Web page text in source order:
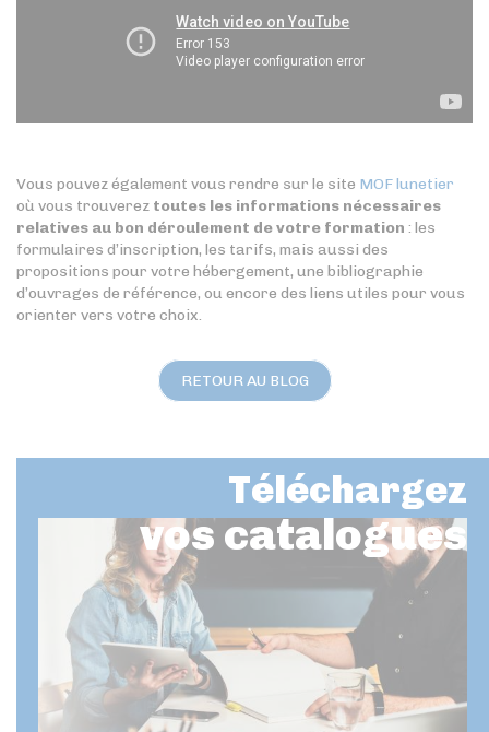
Vous pouvez également vous rendre sur le site MOF lunetier
où vous trouverez toutes les informations nécessaires
relatives au bon déroulement de votre formation : les
formulaires d’inscription, les tarifs, mais aussi des
propositions pour votre hébergement, une bibliographie
d’ouvrages de référence, ou encore des liens utiles pour vous
orienter vers votre choix.
RETOUR AU BLOG
Téléchargez
vos catalogues